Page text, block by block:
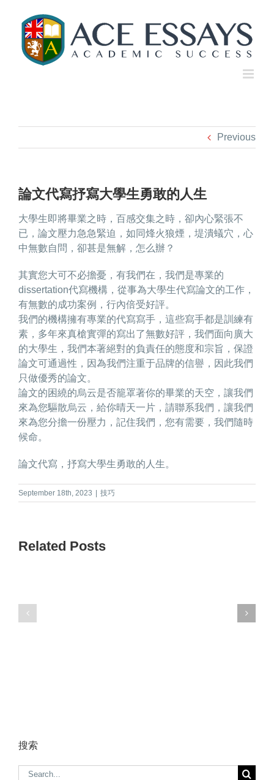
content
Previous
論文代寫抒寫大學生勇敢的人生
大學生即將畢業之時，百感交集之時，卻內心緊張不
已，論文壓力急急緊迫，如同烽火狼煙，堤潰蟻穴，心
中無數自問，卻甚是無解，怎么辦？
其實您大可不必擔憂，有我們在，我們是專業的
dissertation代寫機構，從事為大學生代寫論文的工作，
有無數的成功案例，行內倍受好評。
我們的機構擁有專業的代寫寫手，這些寫手都是訓練有
素，多年來真槍實彈的寫出了無數好評，我們面向廣大
的大學生，我們本著絕對的負責任的態度和宗旨，保證
論文可通過性，因為我們注重于品牌的信譽，因此我們
只做優秀的論文。
論文的困繞的烏云是否籠罩著你的畢業的天空，讓我們
來為您驅散烏云，給你晴天一片，請聯系我們，讓我們
來為您分擔一份壓力，記住我們，您有需要，我們隨時
候命。
論文代寫 ，抒寫大學生勇敢的人生。
September 18th, 2023 技巧
Related Posts
搜索
Search